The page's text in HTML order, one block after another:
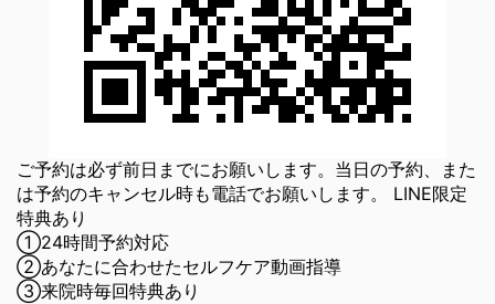
ご予約は必ず前日までにお願いします。当日の予約、また
は予約のキャンセル時も電話でお願いします。 LINE限定
特典あり
①24時間予約対応
②あなたに合わせたセルフケア動画指導
③来院時毎回特典あり